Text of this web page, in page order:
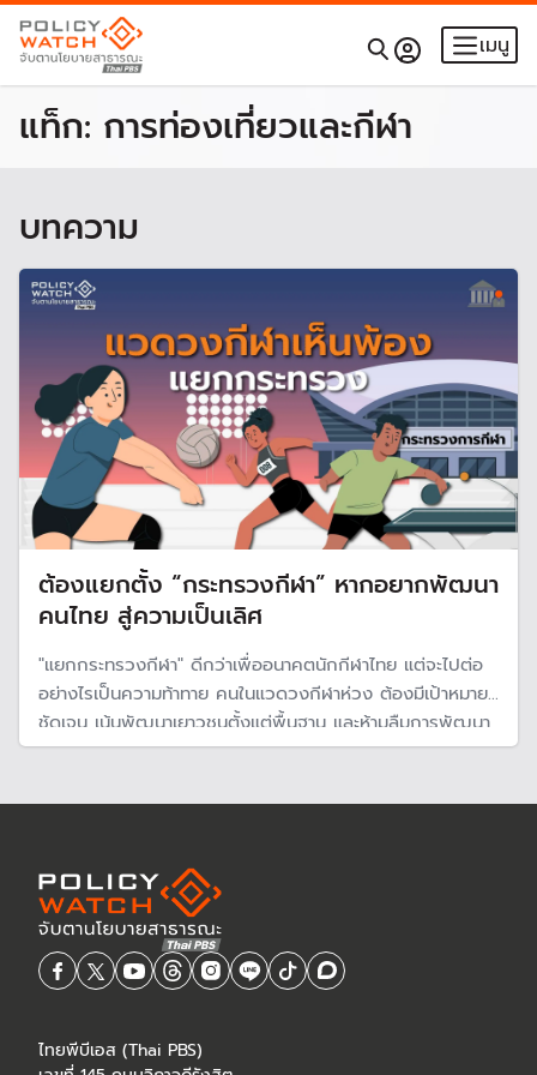
เมนู
แท็ก: การท่องเที่ยวและกีฬา
บทความ
ต้องแยกตั้ง “กระทรวงกีฬา” หากอยากพัฒนา
คนไทย สู่ความเป็นเลิศ
"แยกกระทรวงกีฬา" ดีกว่าเพื่ออนาคตนักกีฬาไทย แต่จะไปต่อ
อย่างไรเป็นความท้าทาย คนในแวดวงกีฬาห่วง ต้องมีเป้าหมายที่
ชัดเจน เน้นพัฒนาเยาวชนตั้งแต่พื้นฐาน และห้ามลืมการพัฒนา
เส้นทางของนักกีฬาอาชีพ ขณะที่อุตสาหกรรมกีฬาเป็นโอกาส
ไทยพีบีเอส (Thai PBS)